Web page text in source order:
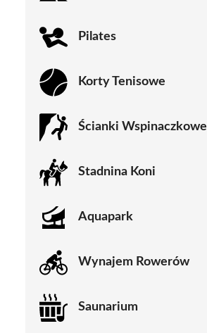
Pilates
Korty Tenisowe
Ścianki Wspinaczkowe
Stadnina Koni
Aquapark
Wynajem Rowerów
Saunarium